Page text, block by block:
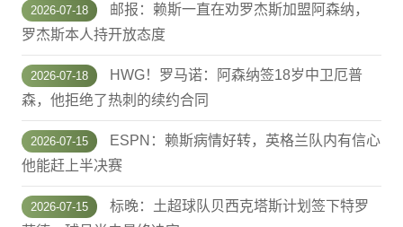
2026-07-18
邮报：赖斯一直在劝罗杰斯加盟阿森纳，
罗杰斯本人持开放态度
2026-07-18
HWG！罗马诺：阿森纳签18岁中卫厄普
森，他拒绝了热刺的续约合同
2026-07-15
ESPN：赖斯病情好转，英格兰队内有信心
他能赶上半决赛
2026-07-15
标晚：土超球队贝西克塔斯计划签下特罗